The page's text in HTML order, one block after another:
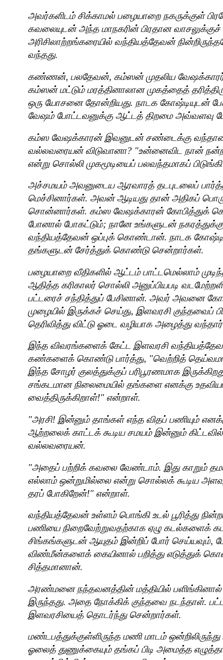
அவர்களிடம் சிக்காமல் பழையாறை நகருக்குள்
கவலையுடன் அந்த மாநகரின் பிரதான வாசலுக்குச்
அரிசிலாற்றங்கரையில் வந்தியத்தேவன்
வந்தது.
கண்ணன், பலதேவன், கம்ஸன் முதலிய
கம்ஸன் மட்டும் மரத்தினாலான முகத்தைத்
ஒரு யோசனை தோன்றியது. நாடக கோஷ்டியுடன்
வேஷம் போட்டவனுக்கு ஆட்டத் திறமை அவ்வளவு
கம்ஸ வேஷக்காரன் இவனுடன் சண்டைக்கு
வல்லவரையன் விடுவானா? "உன்னைவிட நான்
என்று சொல்லி முகமூடியைப் பலவந்தமாகப்
அச்சமயம் அவனுடைய ஆரவாரத் தடபுடலைப்
மெச்சினார்கள். அவன் ஆடியது தான் அதிகப்
சொன்னார்கள். கம்ஸ வேஷக்காரன் கோபித்துக்
போனால் போகட்டும்; நானே உங்களுடன்
வந்தியத்தேவன் ஒப்புக் கொண்டான். நாடக
தங்களுடன் சேர்த்துக் கொண்டு சென்றார்கள்.
பழையாறை வீதிகளில் ஆட்டம் பாட்டமெல்லாம்
ஆதித்த கரிகாலர் சொல்லி அனுப்பியபடி
பட்டரைச் சந்தித்துப் பேசினான். அவர் அவனை
முழையில் இருக்கச் செய்து, இளவரசி குந்தவைப்
தெரிவித்து விட்டு ஓடை வழியாக அழைத்து
இந்த விவரங்களைக் கேட்ட இளவரசி
கண்களைக் கொண்டு பார்த்து, "வெற்றித்
இந்த சோழர் குலத்துக்குப் பரிபூரணமாக
சங்கடமான நிலைமையில் தங்களை எனக்கு
வைத்திருக்கிறாள்!" என்றாள்.
"அரசி! இன்னும் தாங்கள் எந்த விதப் பணியும்
ஆற்றலைக் காட்டக் கூடிய சமயம் இன்னும்
வல்லவரையன்.
"அதைப் பற்றிக் கவலை வேண்டாம். இது காறும்
எல்லாம் ஒன்றுமில்லை என்று சொல்லக் கூடிய
தரப் போகிறேன்!" என்றாள்.
வந்தியத்தேவன் உள்ளம் பொங்கி உடல் பூரித்து
பணியை நிறைவேற்றுவதற்காக ஏழு கடல்களைக்
சிங்கங்களுடன் ஆயுதம் இன்றிப் போர் செய்யவும்,
விண்மீன்களைக் கையினால் பறித்து எடுத்துக்
சித்தமானான்.
அரண்மனை நந்தவனத்தின் மத்தியில்
இருந்தது. அதை நோக்கிக் குந்தவை நடந்தாள்.
இளவரசியைத் தொடர்ந்து சென்றார்கள்.
மண்டபத்துக்குள்ளிருந்த மணி மாடம்
ஓலைத் துணுக்கையும் தங்கப் பிடி அமைத்த